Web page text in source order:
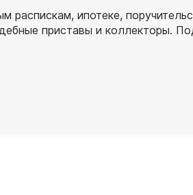
распискам, ипотеке,
приставы и коллекторы.